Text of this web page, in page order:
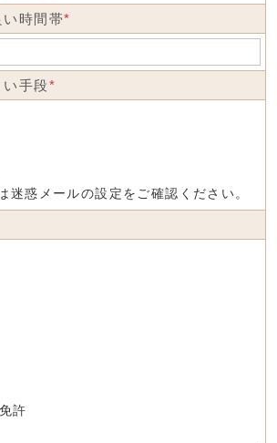
い時間帯*
い手段*
迷惑メールの設定をご確認ください。
許